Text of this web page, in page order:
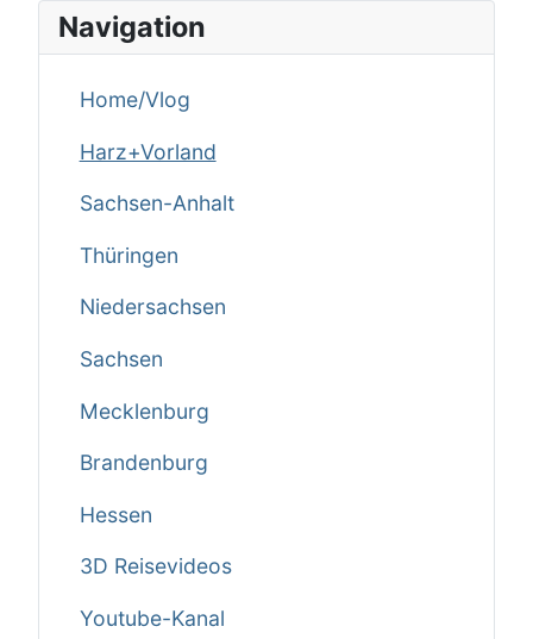
Navigation
Home/Vlog
Harz+Vorland
Sachsen-Anhalt
Thüringen
Niedersachsen
Sachsen
Mecklenburg
Brandenburg
Hessen
3D Reisevideos
Youtube-Kanal